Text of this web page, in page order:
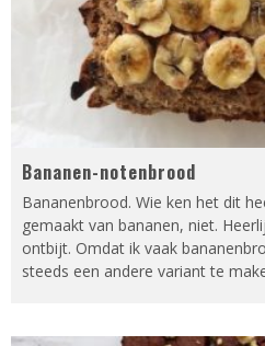
Bananen-notenbrood
Bananenbrood. Wie ken het dit
gemaakt van bananen, niet.
ontbijt. Omdat ik vaak
steeds een andere variant te